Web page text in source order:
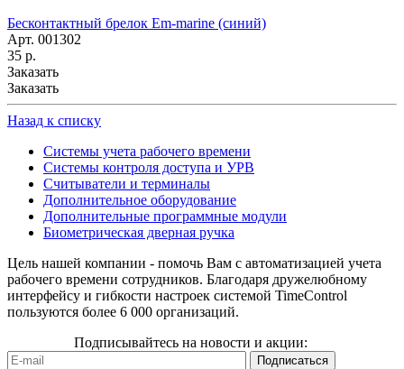
Бесконтактный брелок Em-marine (синий)
Арт. 001302
35 р.
Заказать
Заказать
Назад к списку
Cистемы учета рабочего времени
Системы контроля доступа и УРВ
Считыватели и терминалы
Дополнительное оборудование
Дополнительные программные модули
Биометрическая дверная ручка
Цель нашей компании - помочь Вам с автоматизацией учета
рабочего времени сотрудников. Благодаря дружелюбному
интерфейсу и гибкости настроек системой TimeControl
пользуются более 6 000 организаций.
Подписывайтесь на новости и акции: